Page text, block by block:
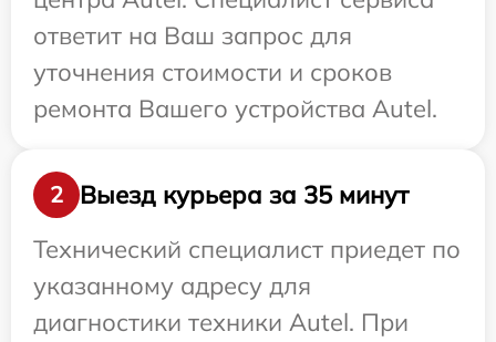
ответит на Ваш запрос для
уточнения стоимости и сроков
ремонта Вашего устройства Autel.
2
Выезд курьера за 35 минут
Технический специалист приедет по
указанному адресу для
диагностики техники Autel. При